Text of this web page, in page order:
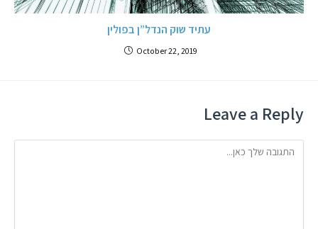
עתיד שוק הנדל”ן בפולין
October 22, 2019
Leave a Reply